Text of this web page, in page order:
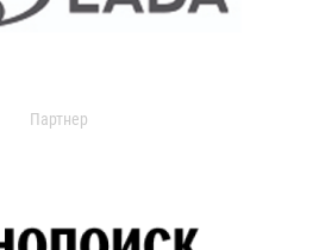
Партнер